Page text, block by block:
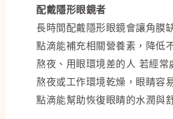
配戴隱形眼鏡者
長時間配戴隱形眼鏡會讓角膜
點滴能補充相關營養素，降低
熬夜、用眼環境差的人 若經常
熬夜或工作環境乾燥，眼睛容
點滴能幫助恢復眼睛的水潤與